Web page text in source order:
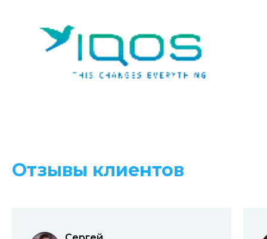
Отзывы клиентов